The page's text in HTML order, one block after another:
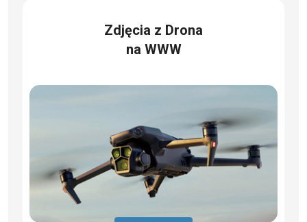
Zdjęcia z Drona
na WWW